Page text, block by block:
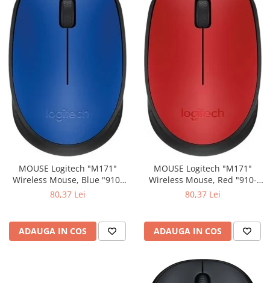
MOUSE Logitech "M171"
Wireless Mouse, Blue "910-
80,37 Lei
ADAUGA IN COS
MOUSE Logitech "M171"
Wireless Mouse, Red "910-
80,37 Lei
ADAUGA IN COS